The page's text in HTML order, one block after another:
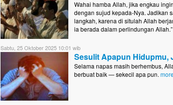
Wahai hamba Allah, jika engkau
dengan sujud kepada-Nya. Jadikan
langkah, karena di situlah Allah
ia berada dalam perlindungan Allah.”
Sabtu, 25 Oktober 2025 10:01 wib
Sesulit Apapun Hidupmu,
Selama napas masih berhembus,
berbuat baik — sekecil apa pun.